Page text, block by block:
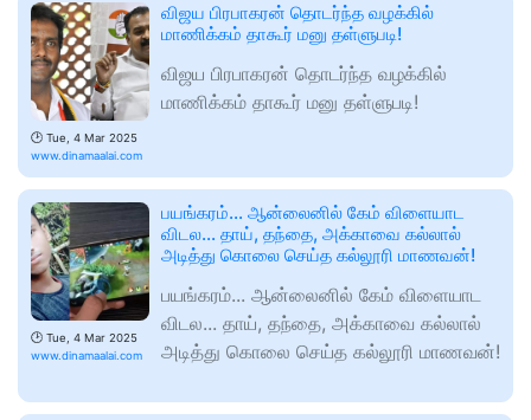
🕑 Tue, 4 Mar 2025
www.dinamaalai.com
விஜய பிரபாகரன் தொடர்ந்த வழக்கில்
மாணிக்கம் தாகூர் மனு தள்ளுபடி!
விஜய பிரபாகரன் தொடர்ந்த வழக்கில்
மாணிக்கம் தாகூர் மனு தள்ளுபடி!
🕑 Tue, 4 Mar 2025
www.dinamaalai.com
பயங்கரம்... ஆன்லைனில் கேம் விளையாட
விடல... தாய், தந்தை, அக்காவை கல்லால்
அடித்து கொலை செய்த கல்லூரி மாணவன்!
பயங்கரம்... ஆன்லைனில் கேம் விளையாட
விடல... தாய், தந்தை, அக்காவை கல்லால்
அடித்து கொலை செய்த கல்லூரி மாணவன்!